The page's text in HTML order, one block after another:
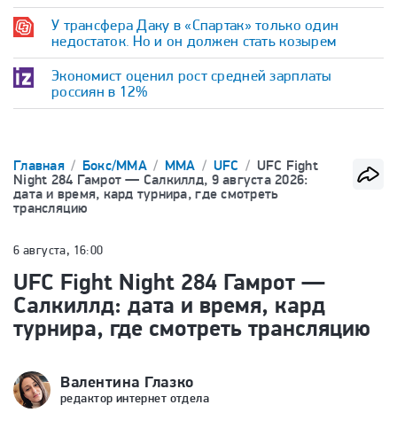
У трансфера Даку в «Спартак» только один
недостаток. Но и он должен стать козырем
Экономист оценил рост средней зарплаты
россиян в 12%
Главная Бокс/ММА ММА UFC
UFC Fight
Night 284 Гамрот — Салкиллд, 9 августа 2026:
дата и время, кард турнира, где смотреть
трансляцию
6 августа, 16:00
UFC Fight Night 284 Гамрот —
Салкиллд: дата и время, кард
турнира, где смотреть трансляцию
Валентина Глазко
редактор интернет отдела